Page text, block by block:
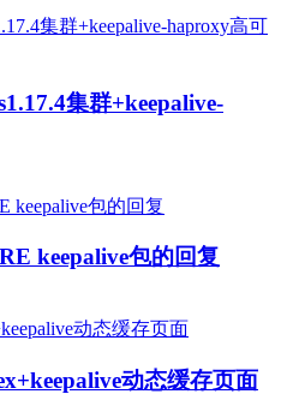
集群+keepalive-
keepalive包的回复
动态缓存页面